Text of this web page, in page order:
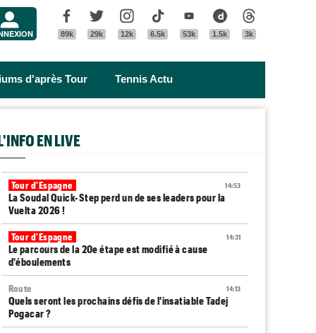
Facebook
89k
Twitter
29k
Instagram
12k
Tik Tok
6.5k
Youtube
53k
Dailymotion
1.5k 3k
d'après Tour Tennis Actu
EN LIVE
14:53
Tour d'Espagne
La Soudal Quick-Step perd un de ses leaders pour la
Vuelta 2026 !
14:31
Tour d'Espagne
Le parcours de la 20e étape est modifié à cause
d'éboulements
14:13
Route
Quels seront les prochains défis de l'insatiable Tadej
Pogacar ?